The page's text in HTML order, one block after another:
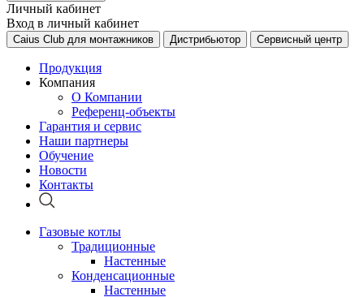
Личный кабинет
Вход в личный кабинет
Caius Club для монтажников Дистрибьютор Сервисный центр
Продукция
Компания
О Компании
Референц-объекты
Гарантия и сервис
Наши партнеры
Обучение
Новости
Контакты
Газовые котлы
Традиционные
Настенные
Конденсационные
Настенные